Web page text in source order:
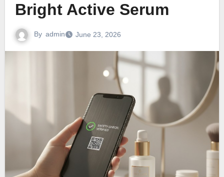
Bright Active Serum
By admin June 23, 2026